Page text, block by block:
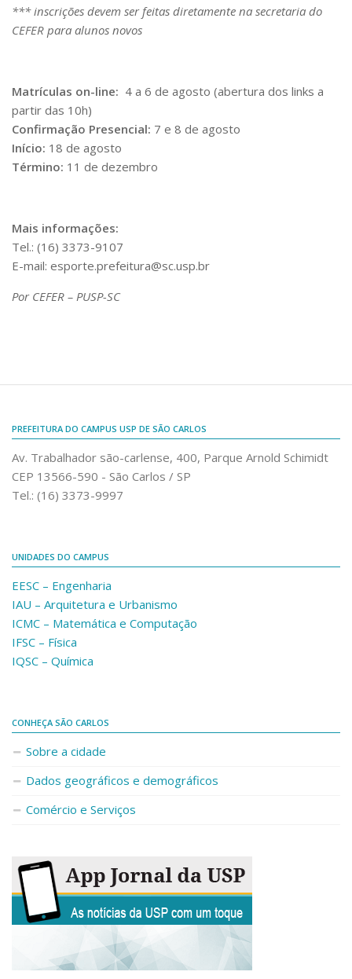
*** inscrições devem ser feitas diretamente na secretaria do
CEFER para alunos novos
Matrículas on-line: 4 a 6 de agosto (abertura dos links a
partir das 10h)
Confirmação Presencial: 7 e 8 de agosto
Início: 18 de agosto
Término: 11 de dezembro
Mais informações:
Tel.: (16) 3373-9107
E-mail: esporte.prefeitura@sc.usp.br
Por CEFER – PUSP-SC
PREFEITURA DO CAMPUS USP DE SÃO CARLOS
Av. Trabalhador são-carlense, 400, Parque Arnold Schimidt
CEP 13566-590 - São Carlos / SP
Tel.: (16) 3373-9997
UNIDADES DO CAMPUS
EESC – Engenharia
IAU – Arquitetura e Urbanismo
ICMC – Matemática e Computação
IFSC – Física
IQSC – Química
CONHEÇA SÃO CARLOS
Sobre a cidade
Dados geográficos e demográficos
Comércio e Serviços